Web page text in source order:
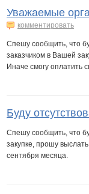
NASIK
Уважаемые
комментировать
Спешу сообщить, что
заказчиком в Вашей
Иначе смогу оплатить
Буду
Спешу сообщить, что
закупке, прошу
сентября месяца.